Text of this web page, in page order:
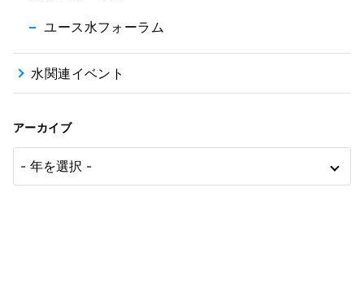
ユース水フォーラム
水関連イベント
アーカイブ